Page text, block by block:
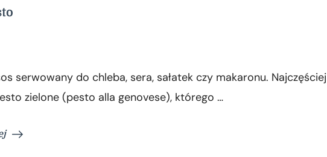
serwowany do chleba, sera, sałatek czy makaronu. Najczęściej
zielone (pesto alla genovese), którego …